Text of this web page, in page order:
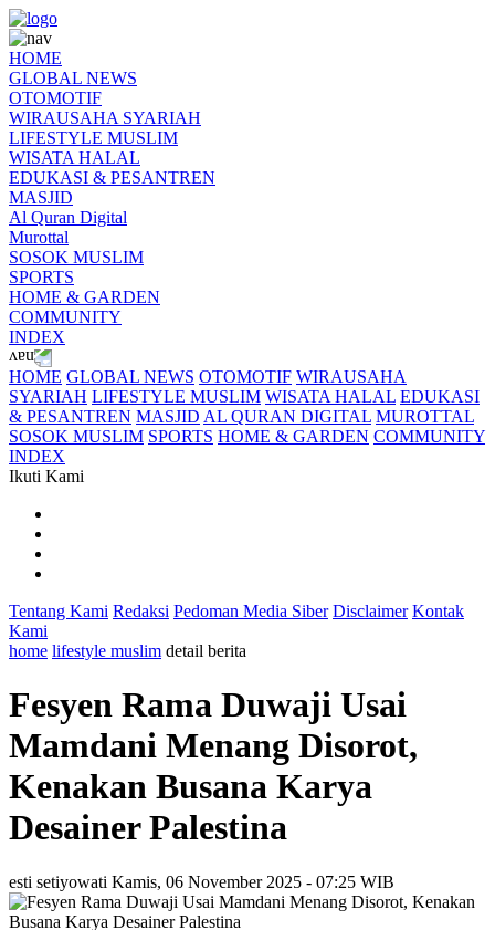
HOME
GLOBAL NEWS
OTOMOTIF
WIRAUSAHA SYARIAH
LIFESTYLE MUSLIM
WISATA HALAL
EDUKASI & PESANTREN
MASJID
Al Quran Digital
Murottal
SOSOK MUSLIM
SPORTS
HOME & GARDEN
COMMUNITY
INDEX
HOME GLOBAL NEWS OTOMOTIF WIRAUSAHA
SYARIAH LIFESTYLE MUSLIM WISATA HALAL EDUKASI
& PESANTREN MASJID AL QURAN DIGITAL MUROTTAL
SOSOK MUSLIM SPORTS HOME & GARDEN COMMUNITY
INDEX
Ikuti Kami
Tentang Kami Redaksi Pedoman Media Siber Disclaimer Kontak
Kami
home lifestyle muslim detail berita
Fesyen Rama Duwaji Usai
Mamdani Menang Disorot,
Kenakan Busana Karya
Desainer Palestina
esti setiyowati Kamis, 06 November 2025 - 07:25 WIB